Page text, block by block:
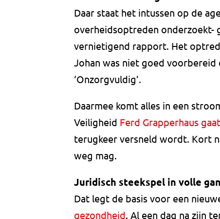
Daar staat het intussen op de
overheidsoptreden onderzoekt-
vernietigend rapport. Het
Johan was niet goed
‘Onzorgvuldig’.
Daarmee komt alles in een
Veiligheid Ferd Grapperhaus
terugkeer versneld wordt. Kort
weg mag.
Juridisch steekspel in volle
Dat legt de basis voor een
gezondheid. Al een dag na zijn